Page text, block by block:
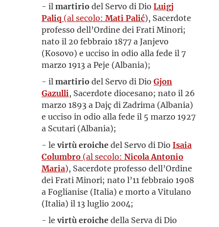
- il martiriodel Servo di Dio Luigj
Paliq (al secolo: Mati Palić), Sacerdote
professo dell’Ordine dei Frati Minori;
nato il 20 febbraio 1877 a Janjevo
(Kosovo) e ucciso in odio alla fede il 7
marzo 1913 a Peje (Albania);
- il martiriodel Servo di Dio Gjon
Gazulli, Sacerdote diocesano; nato il 26
marzo 1893 a Dajç di Zadrima (Albania)
e ucciso in odio alla fede il 5 marzo 1927
a Scutari (Albania);
- le virtù eroichedel Servo di Dio Isaia
Columbro (al secolo: Nicola Antonio
Maria), Sacerdote professo dell’Ordine
dei Frati Minori; nato l’11 febbraio 1908
a Foglianise (Italia) e morto a Vitulano
(Italia) il 13 luglio 2004;
- le virtù eroichedella Serva di Dio